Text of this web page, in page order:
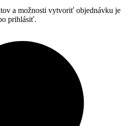
a možnosti vytvoriť objednávku je
prihlásiť.